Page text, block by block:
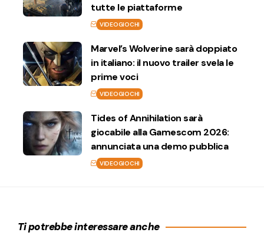
tutte le piattaforme
VIDEOGIOCHI
Marvel’s Wolverine sarà doppiato
in italiano: il nuovo trailer svela le
prime voci
VIDEOGIOCHI
Tides of Annihilation sarà
giocabile alla Gamescom 2026:
annunciata una demo pubblica
VIDEOGIOCHI
Ti potrebbe interessare anche